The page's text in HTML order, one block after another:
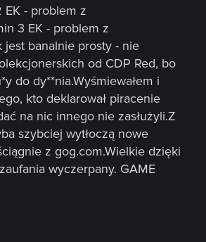
EK - problem z
3 EK - problem z
jest banalnie prosty - nie
od CDP Red, bo
do dy**nia.Wyśmiewałem i
kto deklarował piracenie
na nic innego nie zasłużyli.Z
szybciej wytłoczą nowe
z gog.com.Wielkie dzięki
wyczerpany. GAME